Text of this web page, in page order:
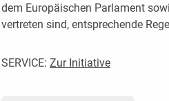
dem Europäischen Parlament
vertreten sind, entsprechende
SERVICE: Zur Initiative